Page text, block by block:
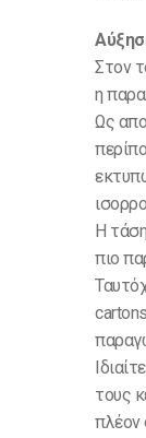
Στον
η
Ως
Η
πιο
τους
πλέον